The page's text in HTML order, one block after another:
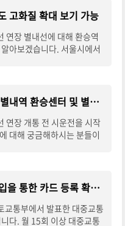
고화질 확대 보기 가능
연장 별내선에 대해 환승역
아보겠습니다. 서울시에서
8호선 연장 개통 별내역 환승센터 및 별내선 배차간격 확인하기
연장 개통 전 시운전을 시작
대해 궁금해하시는 분들이
K패스 앱 회원가입을 통한 카드 등록 확인(실제 진행)
교통부에서 발표한 대중교통
다. 월 15회 이상 대중교통